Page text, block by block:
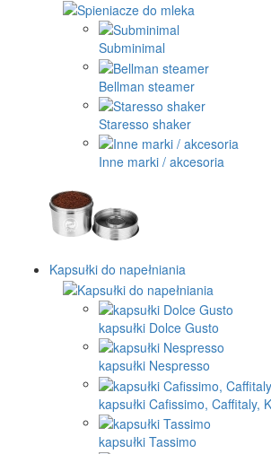
Subminimal
Bellman steamer
Staresso shaker
Inne marki / akcesoria
Kapsułki do napełniania
kapsułki Dolce Gusto
kapsułki Nespresso
kapsułki Cafissimo, Caffitaly,
kapsułki Tassimo